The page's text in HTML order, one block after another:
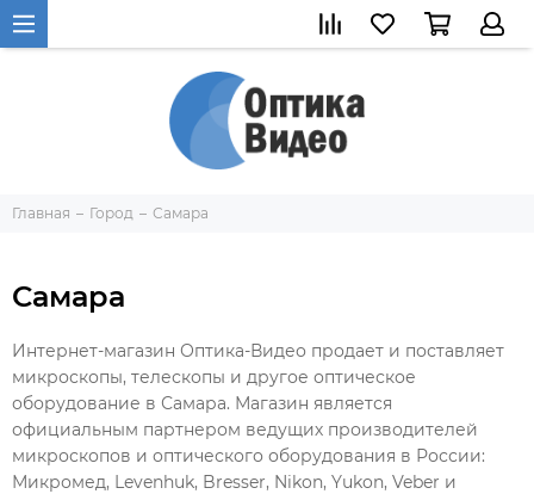
Главная Город Самара
Самара
Интернет-магазин Оптика-Видео продает и поставляет
микроскопы, телескопы и другое оптическое
оборудование в Самара. Магазин является
официальным партнером ведущих производителей
микроскопов и оптического оборудования в России:
Микромед, Levenhuk, Bresser, Nikon, Yukon, Veber и